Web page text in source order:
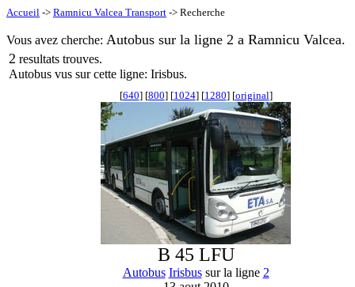
Accueil -> Ramnicu Valcea Transport -> Recherche
Vous avez cherche: Autobus sur la ligne 2 a Ramnicu Valcea.
2 resultats trouves.
Autobus vus sur cette ligne: Irisbus.
[640] [800] [1024] [1280] [original]
B 45 LFU
Autobus Irisbussur la ligne 2